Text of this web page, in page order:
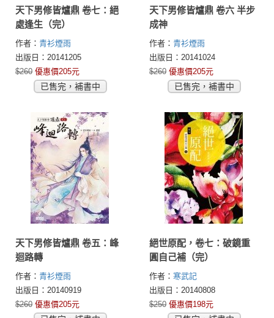
天下男修皆爐鼎 卷七：絕
處逢生（完）
作者： 青衫煙雨
出版日：20141205
$260 優惠價205元
已售完，補書中
天下男修皆爐鼎 卷六 半步
成神
作者： 青衫煙雨
出版日：20141024
$260 優惠價205元
已售完，補書中
天下男修皆爐鼎 卷五：峰
迴路轉
作者： 青衫煙雨
出版日：20140919
$260 優惠價205元
絕世原配，卷七：破鏡重
圓自己補（完）
作者： 寒武記
出版日：20140808
$250 優惠價198元